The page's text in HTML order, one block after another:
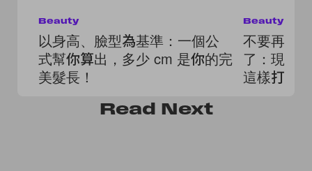
Beauty
以身高、臉型為基準：一個公
式幫你算出，多少 cm 是你的完
美髮長！
Beauty
不要再綁
了：現在
這樣打理
Read Next